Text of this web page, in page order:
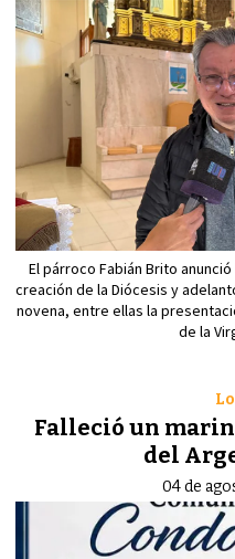
El párroco Fabián Brito
creación de la Diócesis y
novena, entre ellas la
de la
Falleció un
del
04 de